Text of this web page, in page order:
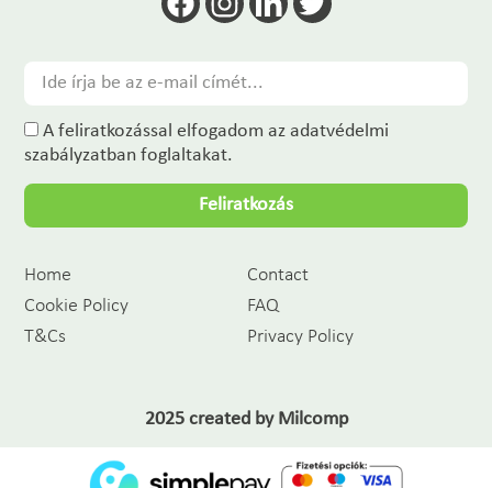
A feliratkozással elfogadom az adatvédelmi
szabályzatban foglaltakat.
Feliratkozás
Home
Contact
Cookie Policy
FAQ
T&Cs
Privacy Policy
2025 created by Milcomp